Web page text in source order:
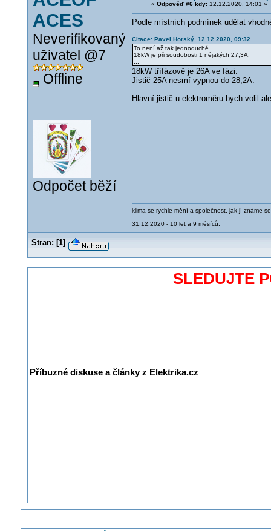
ACES
Neverifikovaný
uživatel @7
Offline
Odpočet běží
« Odpověď #6 kdy:12.12.2020, 14:01 »
Podle místních podmínek udělat
Citace: Pavel Horský 12.12.2020, 09:32
To není až tak jednoduché.
18kW je při soudobosti 1 nějakých 27,3A.
18kW třífázově je 26A ve fázi.
Jistič 25A nesmí vypnou do 28,2A.
Hlavní jistič u elektroměru bych volil
klima se rychle mění a společnost, jak jí známe
31.12.2020 - 10 let a 9 měsíců.
Stran: [1]
SLEDUJTE
Příbuzné diskuse a články z Elektrika.cz